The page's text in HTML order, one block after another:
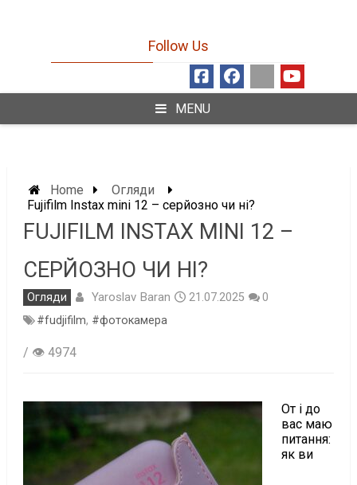
Follow Us
MENU
Home
Огляди
Fujifilm Instax mini 12 – серйозно чи ні?
FUJIFILM INSTAX MINI 12 –
СЕРЙОЗНО ЧИ НІ?
Огляди Yaroslav Baran 21.07.2025
0
#fudjifilm, #фотокамера
/ 👁 4974
От і до
вас маю
питання:
як ви